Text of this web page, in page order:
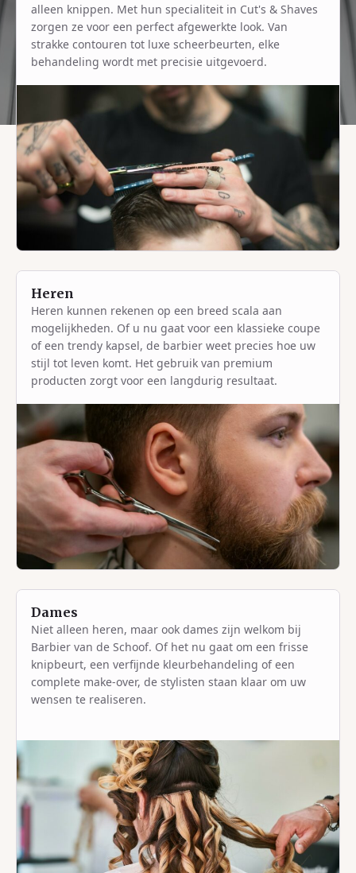
alleen knippen. Met hun specialiteit in Cut's & Shaves
zorgen ze voor een perfect afgewerkte look. Van
strakke contouren tot luxe scheerbeurten, elke
behandeling wordt met precisie uitgevoerd.
Heren
Heren kunnen rekenen op een breed scala aan
mogelijkheden. Of u nu gaat voor een klassieke coupe
of een trendy kapsel, de barbier weet precies hoe uw
stijl tot leven komt. Het gebruik van premium
producten zorgt voor een langdurig resultaat.
Dames
Niet alleen heren, maar ook dames zijn welkom bij
Barbier van de Schoof. Of het nu gaat om een frisse
knipbeurt, een verfijnde kleurbehandeling of een
complete make-over, de stylisten staan klaar om uw
wensen te realiseren.